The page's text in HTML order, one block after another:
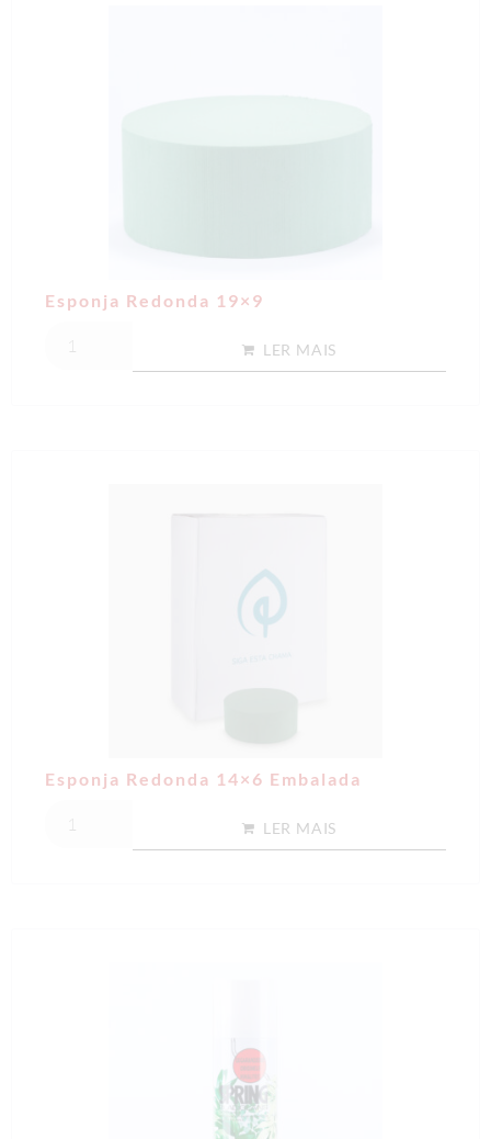
Esponja Redonda 19×9
LER MAIS
Esponja Redonda 14×6 Embalada
LER MAIS